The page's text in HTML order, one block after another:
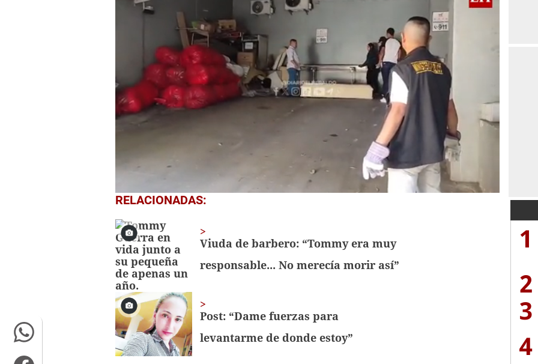
0
seconds
15
secondsVolume
0%
RELACIONADAS:
Viuda de barbero: “Tommy era muy
responsable... No merecía morir así”
Post: “Dame fuerzas para
levantarme de donde estoy”
1
2
3
4